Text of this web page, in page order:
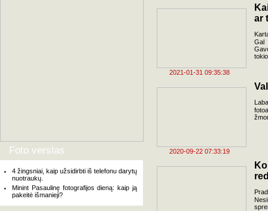
Foto verslas
4 žingsniai, kaip užsidirbti iš telefonu darytų
nuotraukų.
Minint Pasaulinę fotografijos dieną: kaip ją
pakeitė išmanieji?
2021-01-31 09:35:38
ar
Gal
2020-09-22 07:33:19